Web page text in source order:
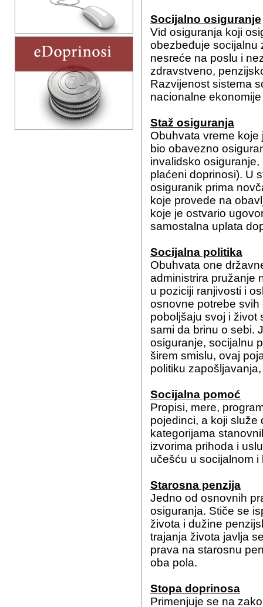
Socijalno osiguranje
Vid osiguranja koji
obezbeđuje socijalnu
nesreće na poslu i
zdravstveno,
Razvijenost sistema
nacionalne
Staž osiguranja
Obuhvata vreme
bio obavezno
invalidsko
plaćeni doprinosi). U
osiguranik prima
koje provede na
koje je ostvario
samostalna uplata
Socijalna politika
Obuhvata one
administrira pružanje
u poziciji ranjivosti i
osnovne potrebe
poboljšaju svoj i život
sami da brinu o sebi.
osiguranje, socijalnu
širem smislu, ovaj
politiku
Socijalna pomoć
Propisi, mere,
pojedinci, a koji služe
kategorijama
izvorima prihoda i
učešću u socijalnom
Starosna penzija
Jedno od osnovnih
osiguranja. Stiče se
života i dužine
trajanja života javlja
prava na starosnu
oba pola.
Stopa doprinosa
Primenjuje se na